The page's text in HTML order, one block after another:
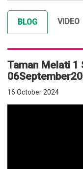
BLOG VIDEO
Taman Melati 1
16 October 2024